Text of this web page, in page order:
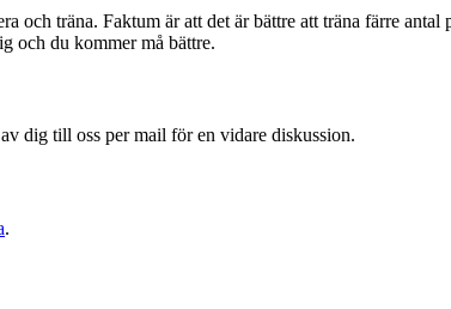
och träna. Faktum är att det är bättre att träna färre
och du kommer må bättre.
dig till oss per mail för en vidare diskussion.
.